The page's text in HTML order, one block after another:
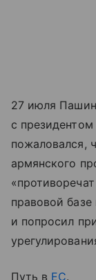
27 июля
с
пожаловался,
армянского
правовой
и попросил
Путь в ЕС.